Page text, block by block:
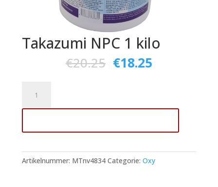
Takazumi NPC 1 kilo
€20.25 €18.25
1
aantal
Artikelnummer: MTnv4834 Categorie: Oxy